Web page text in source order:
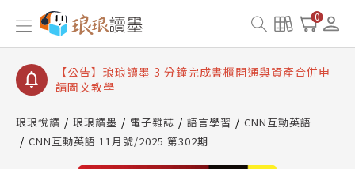
0
【公告】琅琅讀墨數位閱讀資產合併與書櫃開通申請
【公告】琅琅讀墨書櫃開通常見問題
【公告】琅琅讀墨 3 分鐘完成書櫃開通與資產合併申
請圖文教學
【公告】琅琅書店服務升級重要說明及資產合併結果
【公告】琅琅讀墨數位閱讀資產合併與書櫃開通申請
琅琅悅讀 琅琅讀墨 電子雜誌 語言學習
CNN互動英語
CNN互動英語 11月號/2025 第302期